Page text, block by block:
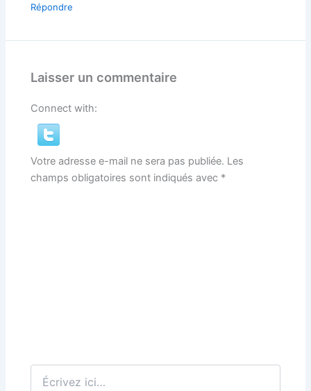
Répondre
Laisser un commentaire
Connect with:
Votre adresse e-mail ne sera pas publiée. Les
champs obligatoires sont indiqués avec *
Écrivez
ici…